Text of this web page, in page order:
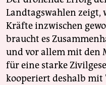
Landtagswahlen zeigt,
Kräfte inzwischen
braucht es
und vor allem mit den
für eine starke
kooperiert deshalb